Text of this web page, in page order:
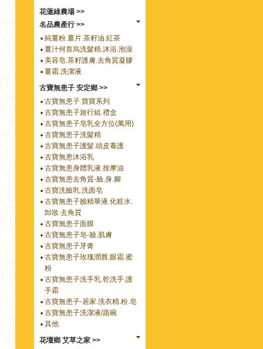
花蓮綠農場 >>
名品農產行 >>
純薑粉.薑片.茶籽油.紅茶
薑汁何首烏洗髮精.沐浴.泡澡
美容皂.茶籽護膚.去角質凝膠
薑霜.洗潔液
古寶無患子 安定鄉 >>
古寶無患子 寶寶系列
古寶無患子旅行組.禮盒
古寶無患子皂乳全方位(萬用)
古寶無患子洗髮精
古寶無患子護髮.頭皮養護
古寶無患沐浴乳
古寶無患身體乳液.按摩油
古寶無患去角質-臉.身.腳
古寶洗臉乳.洗面皂
古寶無患子臉精華液.化粧水.
卸妝.去角質
古寶無患子面膜
古寶無患子皂-臉.肌膚
古寶無患子牙膏
古寶無患子玫瑰潤唇.眼霜.蜜
粉
古寶無患子洗手乳.乾洗手.護
手霜
古寶無患子-居家.洗衣精.粉.皂
古寶無患子洗潔液/蔬碗
其他
花壇鄉 艾草之家 >>